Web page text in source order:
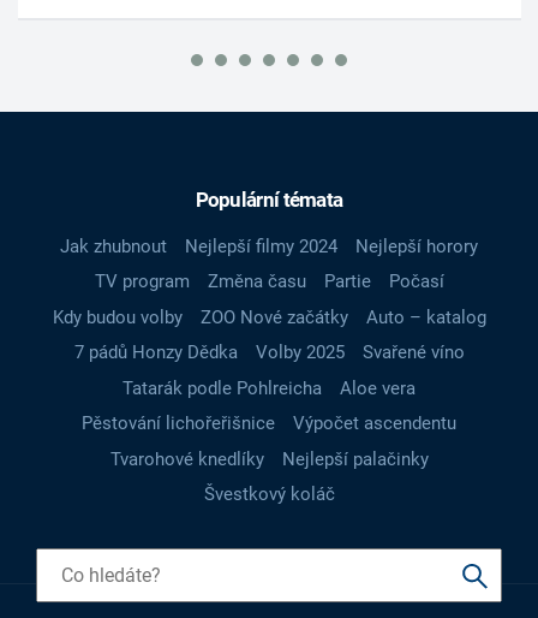
Populární témata
Jak zhubnout Nejlepší filmy 2024
Nejlepší horory
TV program
Změna času Partie
Počasí
Kdy budou volby
ZOO Nové začátky
Auto – katalog
7 pádů Honzy Dědka
Volby 2025
Svařené víno
Tatarák podle Pohlreicha
Aloe vera
Pěstování lichořeřišnice
Výpočet ascendentu
Tvarohové knedlíky
Nejlepší palačinky
Švestkový koláč